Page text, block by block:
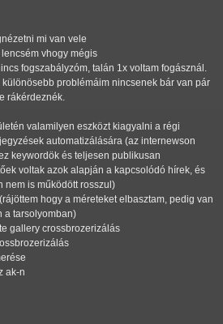
mi van vele
lencsém vhogy mégis
fogszabályzóm, talán 1x voltam fogásznál.
különösebb problémáim nincsenek bár van pár
rákérdeznék.
valamilyen eszközt kiagyalni a régi
automatizálására (az internewson
keywordök és teljesen publikusan
voltak azok alapján a kapcsolódó hírek, és
nem is működött rosszul)
hogy a méreteket elbasztam, pedig van
a tarsolyomban)
gallery crossbrozerizálás
ak-n